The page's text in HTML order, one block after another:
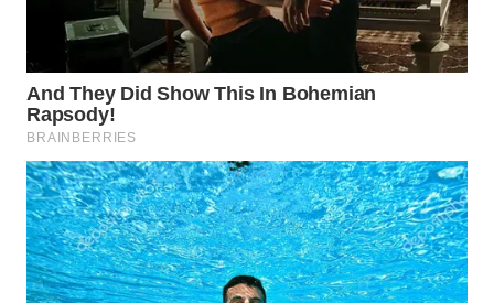
WAHANA
SELEB
WAHANA
PERSONA
WAHANA
OTOMOTIF
WAHANA
HEALTH